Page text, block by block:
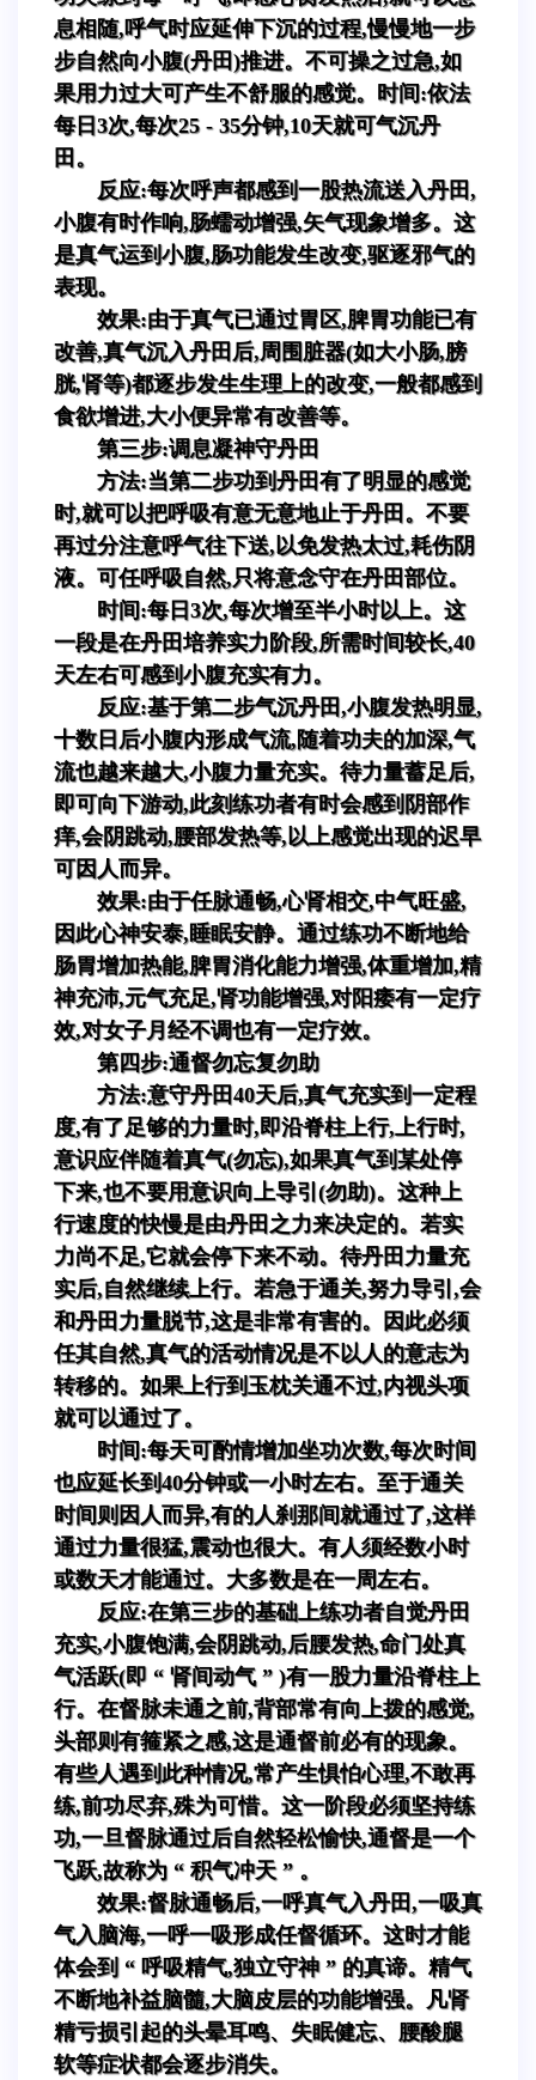
息相随,呼气时应延伸下沉的过程,慢慢地一步
步自然向小腹(丹田)推进。不可操之过急,如
果用力过大可产生不舒服的感觉。时间:依法
每日3次,每次25 - 35分钟,10天就可气沉丹
田。
反应:每次呼声都感到一股热流送入丹田,
小腹有时作响,肠蠕动增强,矢气现象增多。这
是真气运到小腹,肠功能发生改变,驱逐邪气的
表现。
效果:由于真气已通过胃区,脾胃功能已有
改善,真气沉入丹田后,周围脏器(如大小肠,膀
胱,肾等)都逐步发生生理上的改变,一般都感到
食欲增进,大小便异常有改善等。
第三步:调息凝神守丹田
方法:当第二步功到丹田有了明显的感觉
时,就可以把呼吸有意无意地止于丹田。不要
再过分注意呼气往下送,以免发热太过,耗伤阴
液。可任呼吸自然,只将意念守在丹田部位。
时间:每日3次,每次增至半小时以上。这
一段是在丹田培养实力阶段,所需时间较长,40
天左右可感到小腹充实有力。
反应:基于第二步气沉丹田,小腹发热明显,
十数日后小腹内形成气流,随着功夫的加深,气
流也越来越大,小腹力量充实。待力量蓄足后,
即可向下游动,此刻练功者有时会感到阴部作
痒,会阴跳动,腰部发热等,以上感觉出现的迟早
可因人而异。
效果:由于任脉通畅,心肾相交,中气旺盛,
因此心神安泰,睡眠安静。通过练功不断地给
肠胃增加热能,脾胃消化能力增强,体重增加,精
神充沛,元气充足,肾功能增强,对阳痿有一定疗
效,对女子月经不调也有一定疗效。
第四步:通督勿忘复勿助
方法:意守丹田40天后,真气充实到一定程
度,有了足够的力量时,即沿脊柱上行,上行时,
意识应伴随着真气(勿忘),如果真气到某处停
下来,也不要用意识向上导引(勿助)。这种上
行速度的快慢是由丹田之力来决定的。若实
力尚不足,它就会停下来不动。待丹田力量充
实后,自然继续上行。若急于通关,努力导引,会
和丹田力量脱节,这是非常有害的。因此必须
任其自然,真气的活动情况是不以人的意志为
转移的。如果上行到玉枕关通不过,内视头项
就可以通过了。
时间:每天可酌情增加坐功次数,每次时间
也应延长到40分钟或一小时左右。至于通关
时间则因人而异,有的人刹那间就通过了,这样
通过力量很猛,震动也很大。有人须经数小时
或数天才能通过。大多数是在一周左右。
反应:在第三步的基础上练功者自觉丹田
充实,小腹饱满,会阴跳动,后腰发热,命门处真
气活跃(即 “ 肾间动气 ” )有一股力量沿脊柱上
行。在督脉未通之前,背部常有向上拨的感觉,
头部则有箍紧之感,这是通督前必有的现象。
有些人遇到此种情况,常产生惧怕心理,不敢再
练,前功尽弃,殊为可惜。这一阶段必须坚持练
功,一旦督脉通过后自然轻松愉快,通督是一个
飞跃,故称为 “ 积气冲天 ” 。
效果:督脉通畅后,一呼真气入丹田,一吸真
气入脑海,一呼一吸形成任督循环。这时才能
体会到 “ 呼吸精气,独立守神 ” 的真谛。精气
不断地补益脑髓,大脑皮层的功能增强。凡肾
精亏损引起的头晕耳鸣、失眠健忘、腰酸腿
软等症状都会逐步消失。